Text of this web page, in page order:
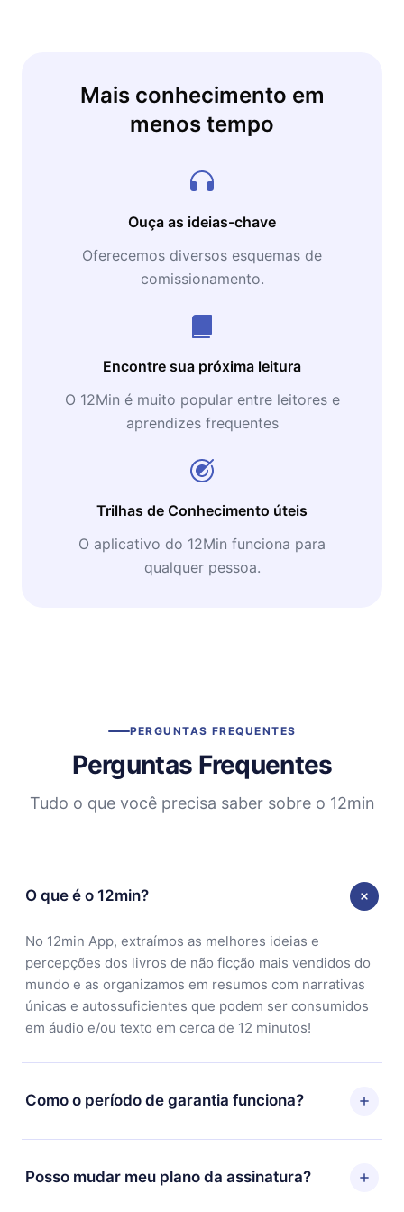
Mais conhecimento em
menos tempo
Ouça as ideias-chave
Oferecemos diversos esquemas de
comissionamento.
Encontre sua próxima leitura
O 12Min é muito popular entre leitores e
aprendizes frequentes
Trilhas de Conhecimento úteis
O aplicativo do 12Min funciona para
qualquer pessoa.
PERGUNTAS FREQUENTES
Perguntas Frequentes
Tudo o que você precisa saber sobre o 12min
O que é o 12min?
No 12min App, extraímos as melhores ideias e
percepções dos livros de não ficção mais vendidos do
mundo e as organizamos em resumos com narrativas
únicas e autossuficientes que podem ser consumidos
em áudio e/ou texto em cerca de 12 minutos!
Como o período de garantia funciona?
Você pode baixar nosso aplicativo e começar a
aproveitar nossa biblioteca. Se por algum motivo não
ficar satisfeito com nossa plataforma, basta entrar em
Posso mudar meu plano da assinatura?